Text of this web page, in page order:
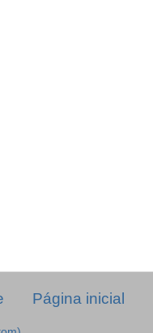
Página inicial